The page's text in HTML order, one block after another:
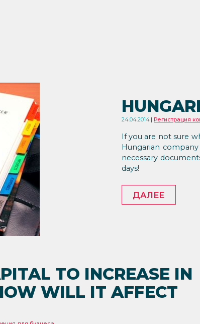
24.04.2014 Регистрация
If you are not sure
Hungarian
necessary
days!
ДАЛЕЕ
TO INCREASE IN
WILL IT AFFECT